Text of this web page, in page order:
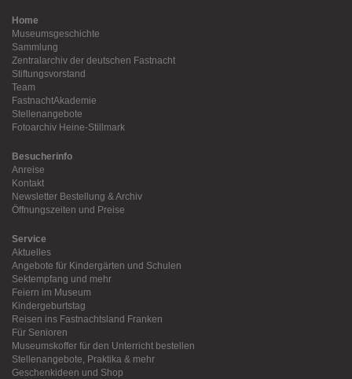
Home
Museumsgeschichte
Sammlung
Zentralarchiv der deutschen Fastnacht
Stiftungsvorstand
Team
FastnachtAkademie
Stellenangebote
Fotoarchiv Heine-Stillmark
Besucherinfo
Anreise
Kontakt
Newsletter Bestellung & Archiv
Öffnungszeiten und Preise
Service
Aktuelles
Angebote für Kindergärten und Schulen
Sektempfang und mehr
Feiern im Museum
Kindergeburtstag
Reisen ins Fastnachtsland Franken
Für Senioren
Museumskoffer für den Unterricht bestellen
Stellenangebote, Praktika & mehr
Geschenkideen und Shop